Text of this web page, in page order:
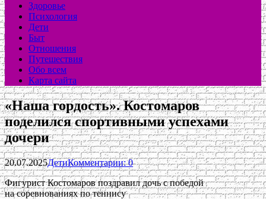
Здоровье
Психология
Дети
Быт
Отношения
Путешествия
Обо всем
Карта сайта
«Наша гордость». Костомаров
поделился спортивными успехами
дочери
20.07.2025ДетиКомментарии: 0
Фигурист Костомаров поздравил дочь с победой
на соревнованиях по теннису